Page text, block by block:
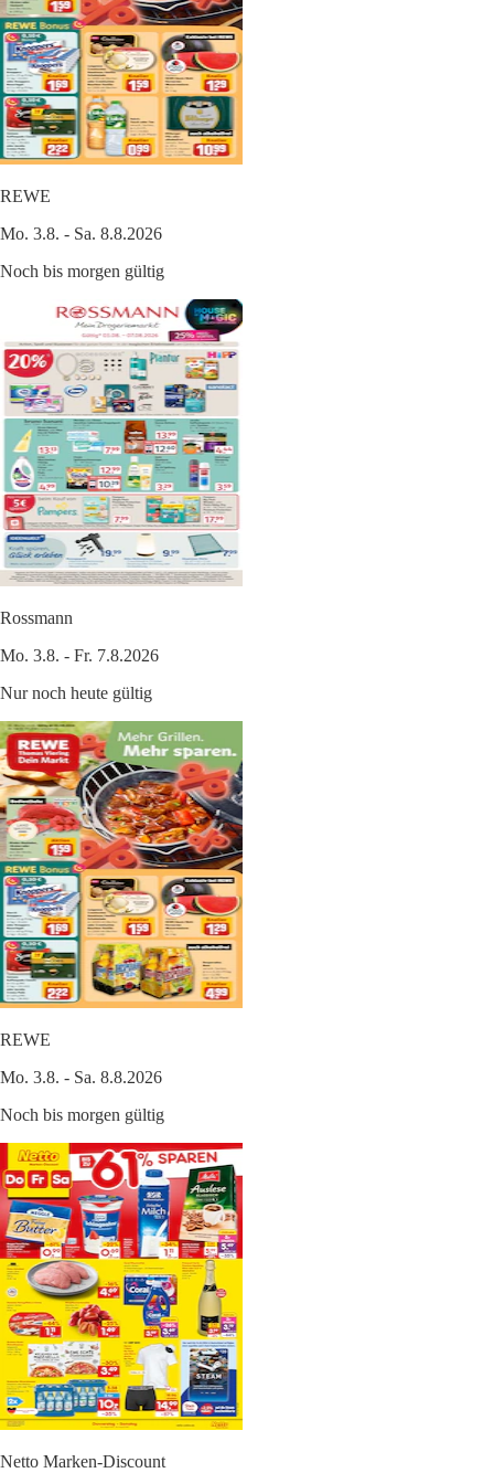
REWE
Mo. 3.8. - Sa. 8.8.2026
Noch bis morgen gültig
Rossmann
Mo. 3.8. - Fr. 7.8.2026
Nur noch heute gültig
REWE
Mo. 3.8. - Sa. 8.8.2026
Noch bis morgen gültig
Netto Marken-Discount